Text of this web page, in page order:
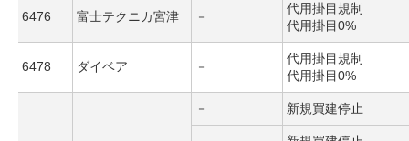
6476 富士テクニカ宮津 －
代用掛目規制
代用掛目0%
6478 ダイベア －
代用掛目規制
代用掛目0%
－ 新規買建停止